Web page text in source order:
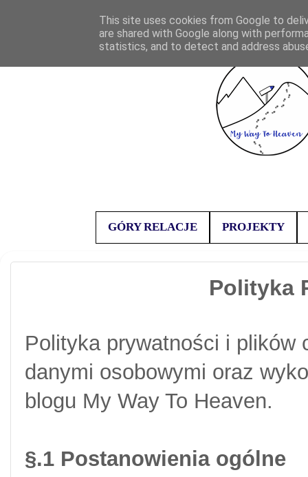
GÓRY RELACJE PROJEKTY
Polityka
Polityka prywatności i plików
danymi osobowymi oraz
blogu My Way To Heaven.
§.1 Postanowienia ogólne
This site uses cookies from Google to
are shared with Google along with
statistics, and to detect and address